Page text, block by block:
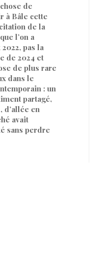
de
à Bâle cette
de la
l’on a
pas la
de 2024 et
de plus rare
dans le
: un
partagé,
d’allée en
avait
sans perdre